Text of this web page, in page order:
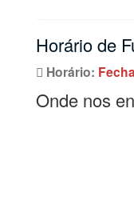
Horário de
Horário:
Onde nos